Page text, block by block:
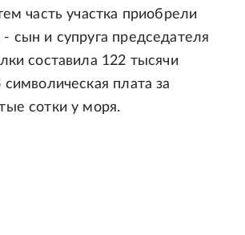
часть участка приобрели
сын и супруга председателя
составила 122 тысячи
плата за
сотки у моря.